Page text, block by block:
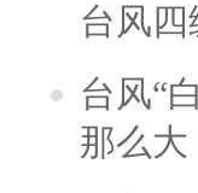
台风
台风“
那么大